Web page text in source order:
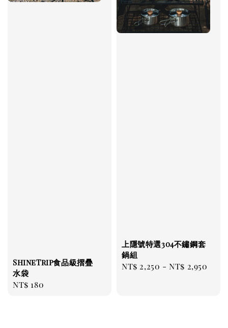
ShineTrip食品級摺疊
水袋
Regular
NT$ 180
上隱號特選304不鏽鋼套
鍋組
Regular
NT$ 2,250 -NT$ 2,950